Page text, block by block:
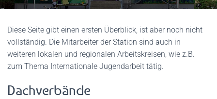
S
A
Diese Seite gibt einen ersten Überblick, ist aber noch nicht
vollständig. Die Mitarbeiter der Station sind auch in
weiteren lokalen und regionalen Arbeitskreisen, wie z.B.
zum Thema Internationale Jugendarbeit tätig.
Dachverbände